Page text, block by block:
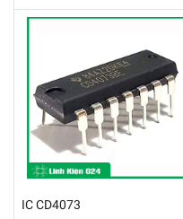
IC CD4073